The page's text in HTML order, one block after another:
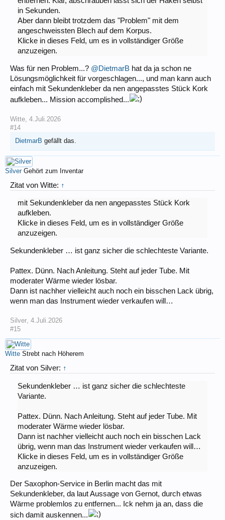
in Sekunden.
Aber dann bleibt trotzdem das "Problem" mit dem
angeschweissten Blech auf dem Korpus.
Klicke in dieses Feld, um es in vollständiger Größe
anzuzeigen.
Was für nen Problem...? @DietmarB hat da ja schon ne
Lösungsmöglichkeit für vorgeschlagen..., und man kann auch
einfach mit Sekundenkleber da nen angepasstes Stück Kork
aufkleben... Mission accomplished...
Witte 4.Juli.2026
#14
DietmarB gefällt das.
Silver Gehört zum Inventar
Zitat von Witte: ↑
mit Sekundenkleber da nen angepasstes Stück Kork
aufkleben.
Klicke in dieses Feld, um es in vollständiger Größe
anzuzeigen.
Sekundenkleber … ist ganz sicher die schlechteste Variante.
Pattex. Dünn. Nach Anleitung. Steht auf jeder Tube. Mit
moderater Wärme wieder lösbar.
Dann ist nachher vielleicht auch noch ein bisschen Lack übrig,
wenn man das Instrument wieder verkaufen will…
Silver 4.Juli.2026
#15
Witte Strebt nach Höherem
Zitat von Silver: ↑
Sekundenkleber … ist ganz sicher die schlechteste
Variante.
Pattex. Dünn. Nach Anleitung. Steht auf jeder Tube. Mit
moderater Wärme wieder lösbar.
Dann ist nachher vielleicht auch noch ein bisschen Lack
übrig, wenn man das Instrument wieder verkaufen will…
Klicke in dieses Feld, um es in vollständiger Größe
anzuzeigen.
Der Saxophon-Service in Berlin macht das mit
Sekundenkleber, da laut Aussage von Gernot, durch etwas
Wärme problemlos zu entfernen... Ick nehm ja an, dass die
sich damit auskennen...